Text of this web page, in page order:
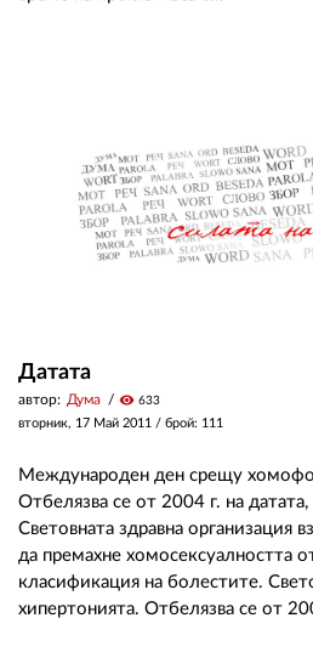
Датата
автор: Дума visibility 633
вторник, 17 Май 2011 / брой: 111
Международен ден срещу
Отбелязва се от 2004 г. на
Световната здравна организация
да премахне хомосексуалността
класификация на болестите.
хипертонията. Отбелязва се от